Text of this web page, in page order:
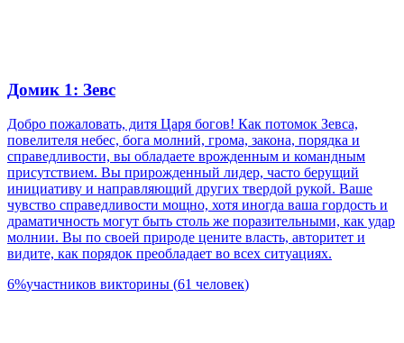
Домик 1: Зевс
Добро пожаловать, дитя Царя богов! Как потомок Зевса,
повелителя небес, бога молний, грома, закона, порядка и
справедливости, вы обладаете врожденным и командным
присутствием. Вы прирожденный лидер, часто берущий
инициативу и направляющий других твердой рукой. Ваше
чувство справедливости мощно, хотя иногда ваша гордость и
драматичность могут быть столь же поразительными, как удар
молнии. Вы по своей природе цените власть, авторитет и
видите, как порядок преобладает во всех ситуациях.
6%участников викторины (61 человек)